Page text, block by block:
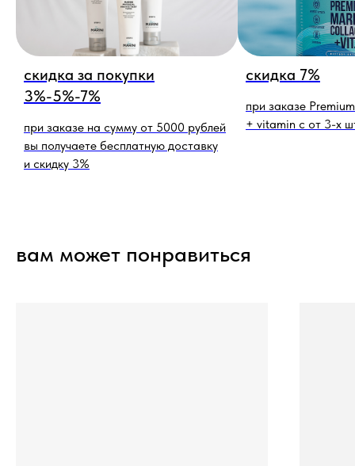
скидка за покупки
3%-5%-7%
при заказе на сумму от 5000 рублей
вы получаете бесплатную доставку
и скидку 3%
скидка 7%
при заказе
+ vitamin c от 3-х
вам может понравиться